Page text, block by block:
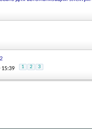
15:39 1 2 3